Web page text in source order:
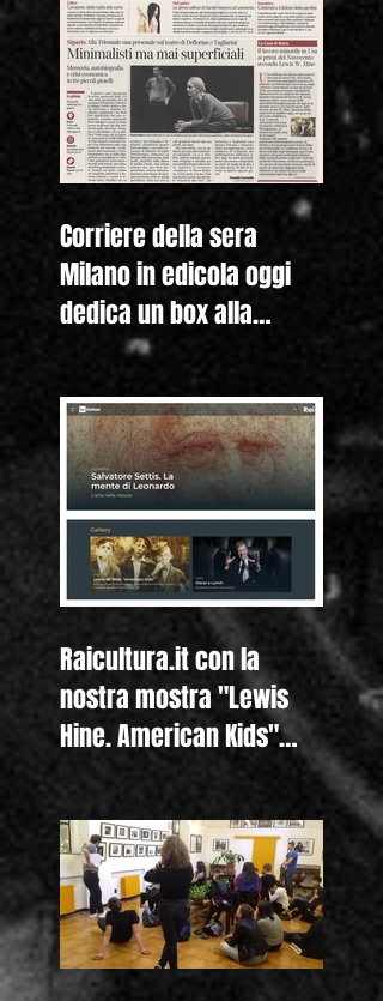
Corriere della sera
Milano in edicola oggi
dedica un box alla
nostra mostra "Lewis
Hine. Americ
Raicultura.it con la
nostra mostra "Lewis
Hine. American Kids"
anche nella homepage